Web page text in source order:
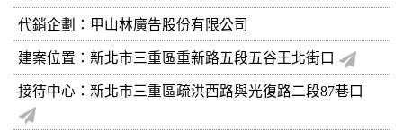
代銷企劃：甲山林廣告股份有限公司
建案位置：新北市三重區重新路五段五谷王北街口
接待中心：新北市三重區疏洪西路與光復路二段87巷口